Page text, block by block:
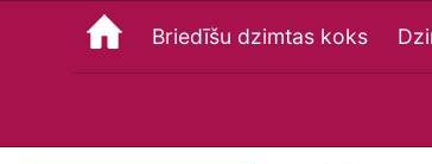
Briedīšu dzimtas koks